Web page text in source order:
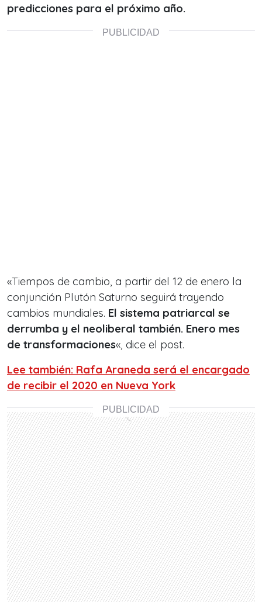
predicciones para el próximo año.
«Tiempos de cambio, a partir del 12 de enero la
conjunción Plutón Saturno seguirá trayendo
cambios mundiales. El sistema patriarcal se
derrumba y el neoliberal también. Enero mes
de transformaciones«, dice el post.
Lee también: Rafa Araneda será el encargado
de recibir el 2020 en Nueva York